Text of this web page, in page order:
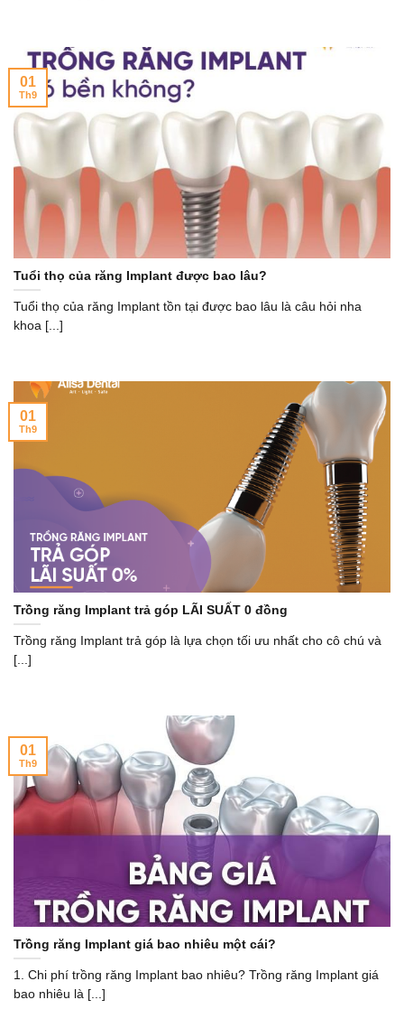
Tuổi thọ của răng Implant được bao lâu?
Tuổi thọ của răng Implant tồn tại được bao lâu là câu hỏi nha
khoa [...]
01
Th9
Trồng răng Implant trả góp LÃI SUẤT 0 đồng
Trồng răng Implant trả góp là lựa chọn tối ưu nhất cho cô chú và
[...]
01
Th9
Trồng răng Implant giá bao nhiêu một cái?
1. Chi phí trồng răng Implant bao nhiêu? Trồng răng Implant giá
bao nhiêu là [...]
01
Th9